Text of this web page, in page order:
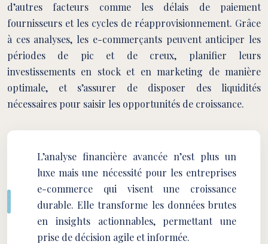
d’autres facteurs comme les délais de paiement
fournisseurs et les cycles de réapprovisionnement. Grâce
à ces analyses, les e-commerçants peuvent anticiper les
périodes de pic et de creux, planifier leurs
investissements en stock et en marketing de manière
optimale, et s’assurer de disposer des liquidités
nécessaires pour saisir les opportunités de croissance.
L’analyse financière avancée n’est plus un
luxe mais une nécessité pour les entreprises
e-commerce qui visent une croissance
durable. Elle transforme les données brutes
en insights actionnables, permettant une
prise de décision agile et informée.